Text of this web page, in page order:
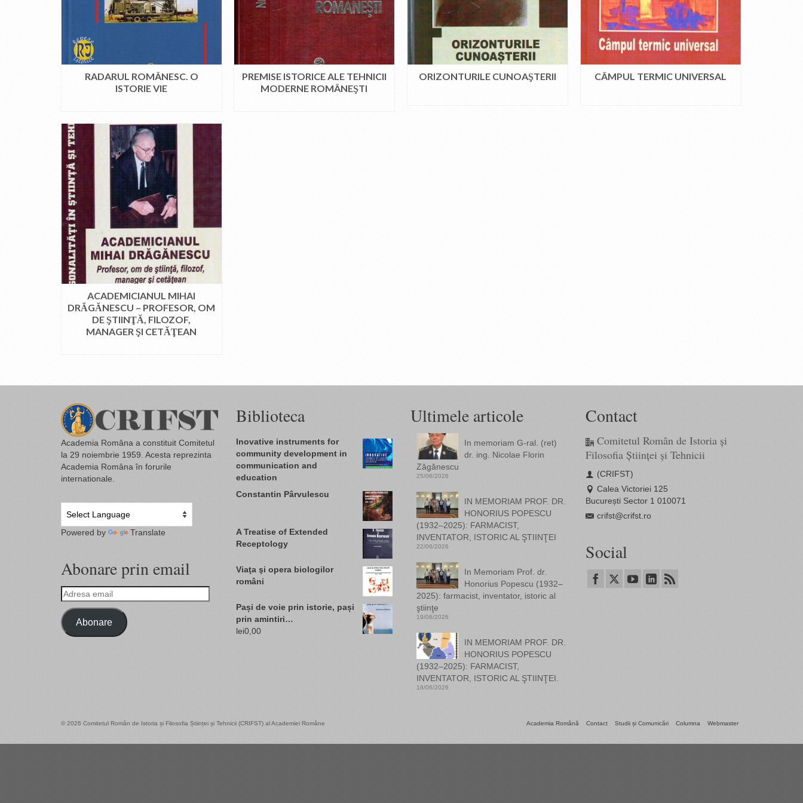
RADARUL ROMÂNESC. O
ISTORIE VIE
PREMISE ISTORICE ALE TEHNICII
MODERNE ROMÂNEŞTI
ORIZONTURILE CUNOAŞTERII CÂMPUL TERMIC UNIVERSAL
ACADEMICIANUL MIHAI
DRĂGĂNESCU – PROFESOR, OM
DE ŞTIINŢĂ, FILOZOF,
MANAGER ŞI CETĂŢEAN
Academia Româna a constituit Comitetul
la 29 noiembrie 1959. Acesta reprezinta
Academia Româna în forurile
internationale.
Powered by Translate
Abonare prin email
Adresa
email
Abonare
Biblioteca
Inovative instruments for
community development in
communication and
education
Constantin Pârvulescu
A Treatise of Extended
Receptology
Viaţa şi opera biologilor
români
Pași de voie prin istorie, pași
prin amintiri…
lei0,00
Ultimele articole
In memoriam G-ral. (ret)
dr. ing. Nicolae Florin
Zăgănescu
25/06/2026
IN MEMORIAM PROF. DR.
HONORIUS POPESCU
(1932–2025): FARMACIST,
INVENTATOR, ISTORIC AL ŞTIINŢEI
22/06/2026
In Memoriam Prof. dr.
Honorius Popescu (1932–
2025): farmacist, inventator, istoric al
ştiinţe
19/06/2026
IN MEMORIAM PROF. DR.
HONORIUS POPESCU
(1932–2025): FARMACIST,
INVENTATOR, ISTORIC AL ŞTIINŢEI.
18/06/2026
Contact
Comitetul Român de Istoria și
Filosofia Științei și Tehnicii
(CRIFST)
Calea Victoriei 125
București Sector 1 010071
crifst@crifst.ro
Social
Academia Română Contact Studii și Comunicări Columna Webmaster
© 2026 Comitetul Român de Istoria și Filosofia Științei și Tehnicii (CRIFST) al Academiei Române